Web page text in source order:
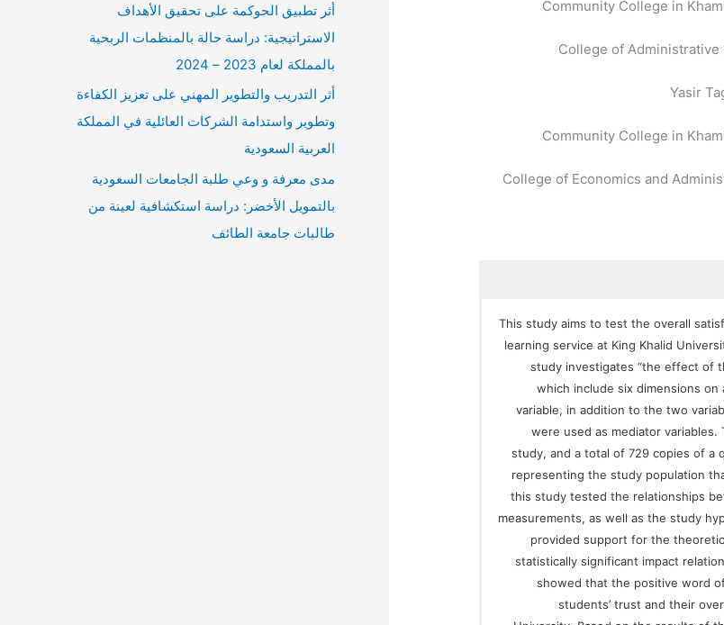
Community College in
College of
Yasir
Community College in
College of Economics and
This study aims to test the overall
learning service at King Khalid
study investigates “the effect of
which include six dimensions on
variable, in addition to the two
were used as mediator
study, and a total of 729 copies of a
representing the study population
this study tested the relationships
measurements, as well as the study
provided support for the
statistically significant impact
showed that the positive word
students’ trust and their
أثر تطبيق الحوكمة على تحقيق الأهداف
الاستراتيجية: دراسة حالة بالمنظمات الربحية
بالمملكة لعام 2023 – 2024
أثر التدريب والتطوير المهني على تعزيز الكفاءة
وتطوير واستدامة الشركات العائلية في المملكة
العربية السعودية
مدى معرفة و وعي طلبة الجامعات السعودية
بالتمويل الأخضر: دراسة استكشافية لعينة من
طالبات جامعة الطائف